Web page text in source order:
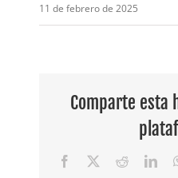
11 de febrero de 2025
Comparte esta
Facebook Reddit